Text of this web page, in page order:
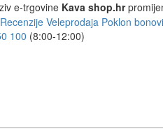
e-trgovine Kava shop.hr
Recenzije Veleprodaja Poklon bonovi
100 (8:00-12:00)